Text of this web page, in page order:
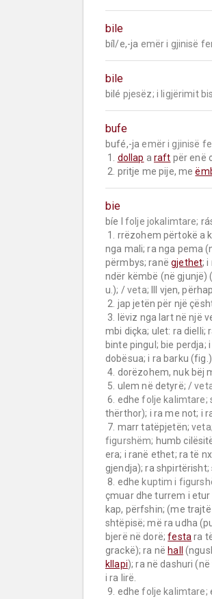
bile
bíl/e,-ja emër i gjinisë
bile
bilé pjesëz; i ligjërimit
bufe
bufé,-ja emër i gjinisë
1. dollap a raft për enë
2. pritje me pije, me
bie
bíe I folje jokalimtare;
nga mali; ra nga pema
përmbys; ranë gjethet; i
ndër këmbë (në gjunjë)
u.); / veta; III vjen,
3. lëviz nga lart në një
mbi diçka; ulet: ra dielli;
binte pingul; bie
dobësua; i ra barku
4. dorëzohem, nuk bëj më qëndresë: ra qyteti; ra qeveria.
5. ulem në detyrë; /
6. edhe folje kalimtare;
thërthor); i ra me not; i
7. marr tatëpjetën; veta;
figurshëm; humb
era; i ranë ethet; ra të
gjendja); ra shpirtërisht;
8. edhe kuptim i
çmuar dhe turrem i
kap, përfshin; (me
shtëpisë; më ra udha
bjerë në dorë; festa ra
grackë); ra në hall
kllapi); ra në dashuri
i ra lirë.
9. edhe folje kalimtare;